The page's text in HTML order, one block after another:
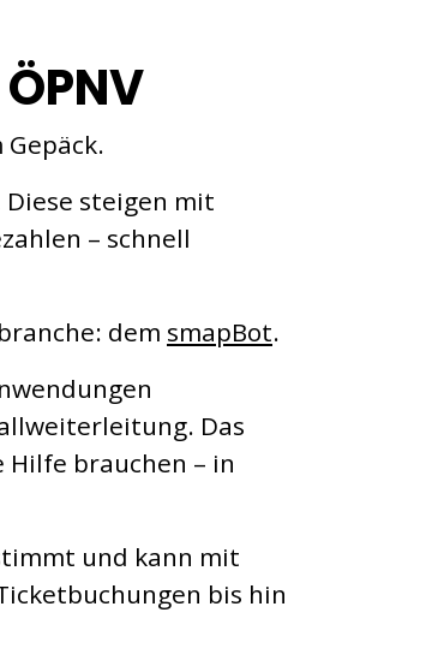
steigen mit
– schnell
dem smapBot.
Das
brauchen – in
und kann mit
bis hin